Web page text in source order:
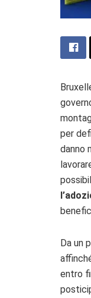
per
danno
Da un
entro